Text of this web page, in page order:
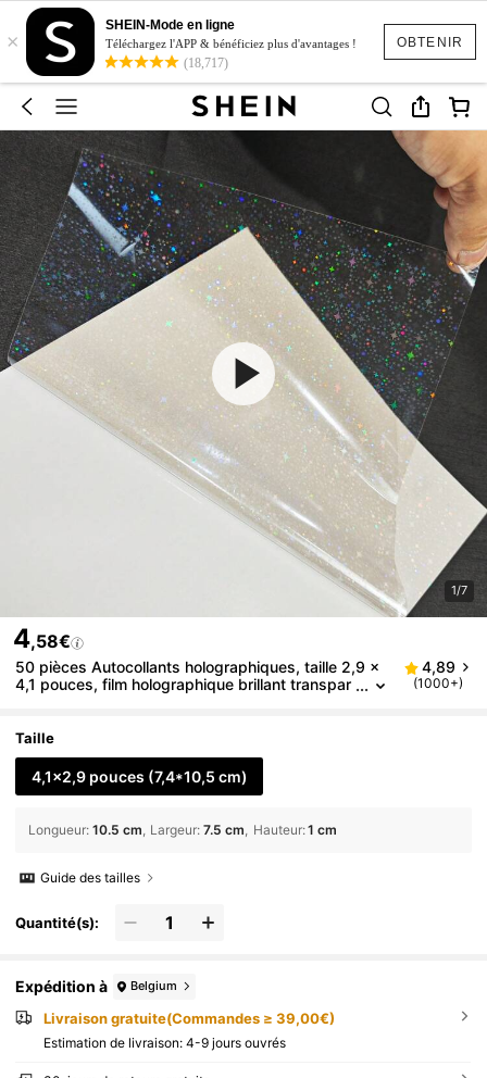
OBTENIR
×
SHEIN-Mode en ligne
Téléchargez l'APP & bénéficiez plus d'avantages !
(18,717)
1/7
4,58€
50 pièces Autocollants holographiques, taille 2,9 x
4,1 pouces, film holographique brillant transpar
4,89
(1000+)
Taille
4,1x2,9 pouces (7,4*10,5 cm)
Longueur: 10.5 cm Largeur: 7.5 cm Hauteur:1 cm
Guide des tailles
Quantité(s):
Expédition à Belgium
Livraison gratuite(Commandes ≥ 39,00€)
Estimation de livraison: 4-9 jours ouvrés